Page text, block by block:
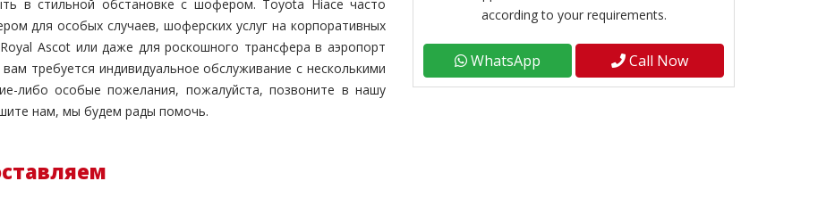
в стильной обстановке с шофером. Toyota Hiace часто
для особых случаев, шоферских услуг на корпоративных
Ascot или даже для роскошного трансфера в аэропорт
требуется индивидуальное обслуживание с несколькими
либо особые пожелания, пожалуйста, позвоните в нашу
нам, мы будем рады помочь.
according to your requirements.
WhatsApp Call Now